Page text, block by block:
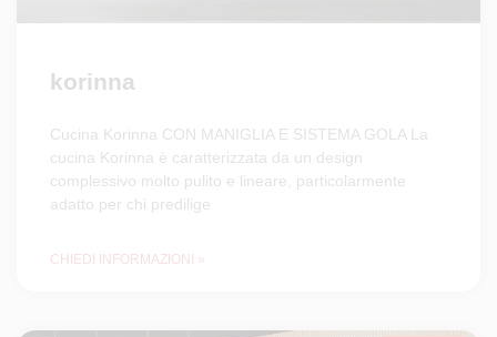
korinna
Cucina Korinna CON MANIGLIA E SISTEMA GOLA La
cucina Korinna è caratterizzata da un design
complessivo molto pulito e lineare, particolarmente
adatto per chi predilige
CHIEDI INFORMAZIONI »